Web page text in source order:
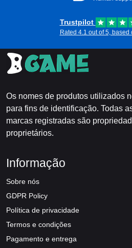
Trustpilot
Rated 4.1 out of 5, based
Os nomes de produtos utilizados
para fins de identificação. Todas
marcas registradas são
proprietários.
Informação
Sobre nós
GDPR Policy
Política de privacidade
Termos e condições
Pagamento e entrega